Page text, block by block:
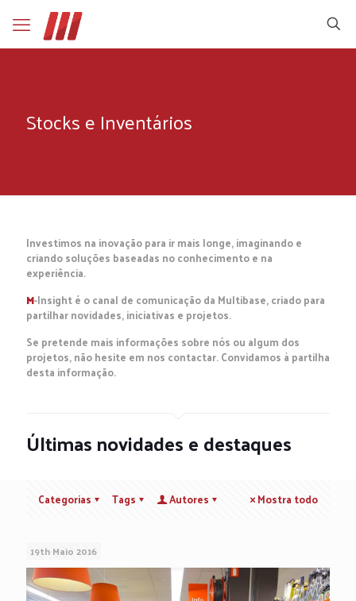
Stocks e Inventários
Investimos na inovação para ir mais longe, imaginando e
criando soluções baseadas no conhecimento e na
experiência.
M-Insight é o canal de comunicação da Multibase, criado para
partilhar novidades, iniciativas e projetos.
Se pretende mais informações sobre nós ou algum dos
projetos, não hesite em nos contactar. Convidamos à partilha
desta informação.
Últimas novidades e destaques
Categorias Tags Autores Mostra todo
19th Maio 2016